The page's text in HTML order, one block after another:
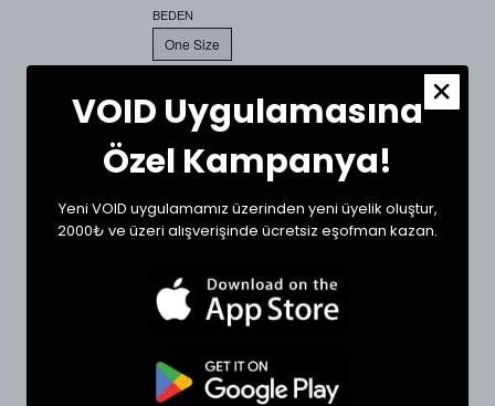
BEDEN
One Size
RENK
₺ 999.00₺ 799.00
SEPETE EKLE
Ürün Detayı
SHOP THE LOOK
İlgini Çekebilir
VOID Uygulamasına
Özel Kampanya!
Yeni VOID uygulamamız üzerinden yeni üyelik oluştur,
2000₺ ve üzeri alışverişinde ücretsiz eşofman kazan.